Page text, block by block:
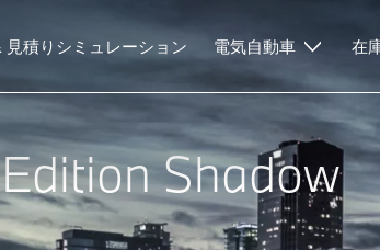
積りシミュレーション 電気自動車 在
Shadow